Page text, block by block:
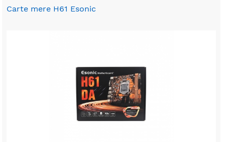
Carte mere H61 Esonic